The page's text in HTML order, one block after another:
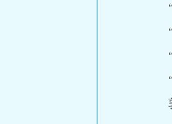
“
“
“
“
郭